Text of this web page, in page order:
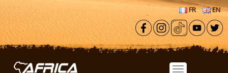
Aller au contenu principal
FR EN